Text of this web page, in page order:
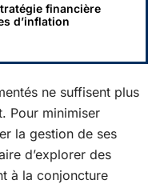
financière
d’inflation
ne suffisent plus
Pour minimiser
la gestion de ses
d’explorer des
à la conjoncture